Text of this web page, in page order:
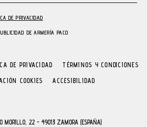
DE PRIVACIDAD
DE ARMERÍA PACO
DE PRIVACIDAD TÉRMINOS Y CONDICIONES
COOKIES ACCESIBILIDAD
MORILLO, 22 - 49013 ZAMORA (ESPAÑA)